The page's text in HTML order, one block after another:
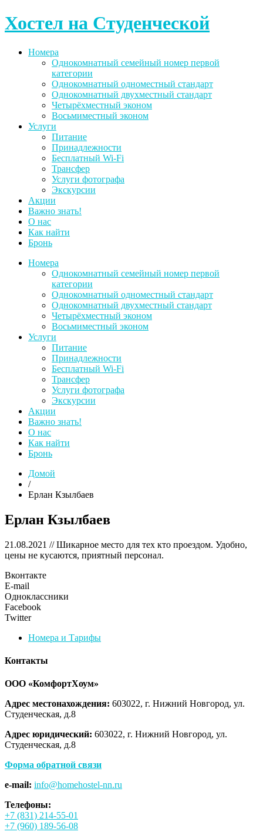
Skip
to
Хостел на Студенческой
Номера
Однокомнатный семейный номер первой
категории
Однокомнатный одноместный стандарт
Однокомнатный двухместный стандарт
Четырёхместный эконом
Восьмиместный эконом
Услуги
Питание
Принадлежности
Бесплатный Wi-Fi
Трансфер
Услуги фотографа
Экскурсии
Акции
Важно знать!
О нас
Как найти
Бронь
Номера
Однокомнатный семейный номер первой
категории
Однокомнатный одноместный стандарт
Однокомнатный двухместный стандарт
Четырёхместный эконом
Восьмиместный эконом
Услуги
Питание
Принадлежности
Бесплатный Wi-Fi
Трансфер
Услуги фотографа
Экскурсии
Акции
Важно знать!
О нас
Как найти
Бронь
Домой
/
Ерлан Кзылбаев
Ерлан Кзылбаев
21.08.2021 // Шикарное место для тех кто проездом. Удобно,
цены не кусаются, приятный персонал.
Вконтакте
E-mail
Одноклассники
Facebook
Twitter
Номера и Тарифы
Контакты
ООО «КомфортХоум»
Адрес местонахождения: 603022, г. Нижний Новгород, ул.
Студенческая, д.8
Адрес юридический: 603022, г. Нижний Новгород, ул.
Студенческая, д.8
Форма обратной связи
e-mail: info@homehostel-nn.ru
Телефоны:
+7 (831) 214-55-01
+7 (960) 189-56-08